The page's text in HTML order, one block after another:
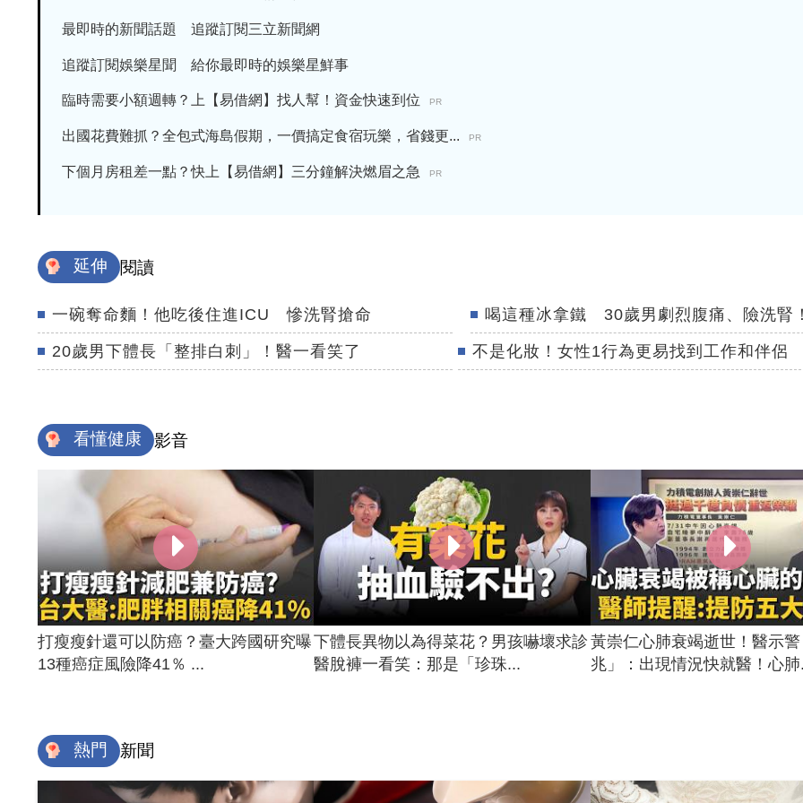
最即時的新聞話題 追蹤訂閱三立新聞網
追蹤訂閱娛樂星聞 給你最即時的娛樂星鮮事
臨時需要小額週轉？上【易借網】找人幫！資金快速到位 PR
出國花費難抓？全包式海島假期，一價搞定食宿玩樂，省錢更... PR
下個月房租差一點？快上【易借網】三分鐘解決燃眉之急 PR
延伸 閱讀
一碗奪命麵！他吃後住進ICU 慘洗腎搶命 喝這種冰拿鐵 30歲男劇烈腹痛、險洗腎
20歲男下體長「整排白刺」！醫一看笑了 不是化妝！女性1行為更易找到工作和伴侶
看懂健康 影音
打瘦瘦針還可以防癌？臺大跨國研究曝
13種癌症風險降41％ ...
下體長異物以為得菜花？男孩嚇壞求診
醫脫褲一看笑：那是「珍珠...
黃崇仁心肺衰竭逝世！醫示
兆」：出現情況快就醫！心
熱門 新聞